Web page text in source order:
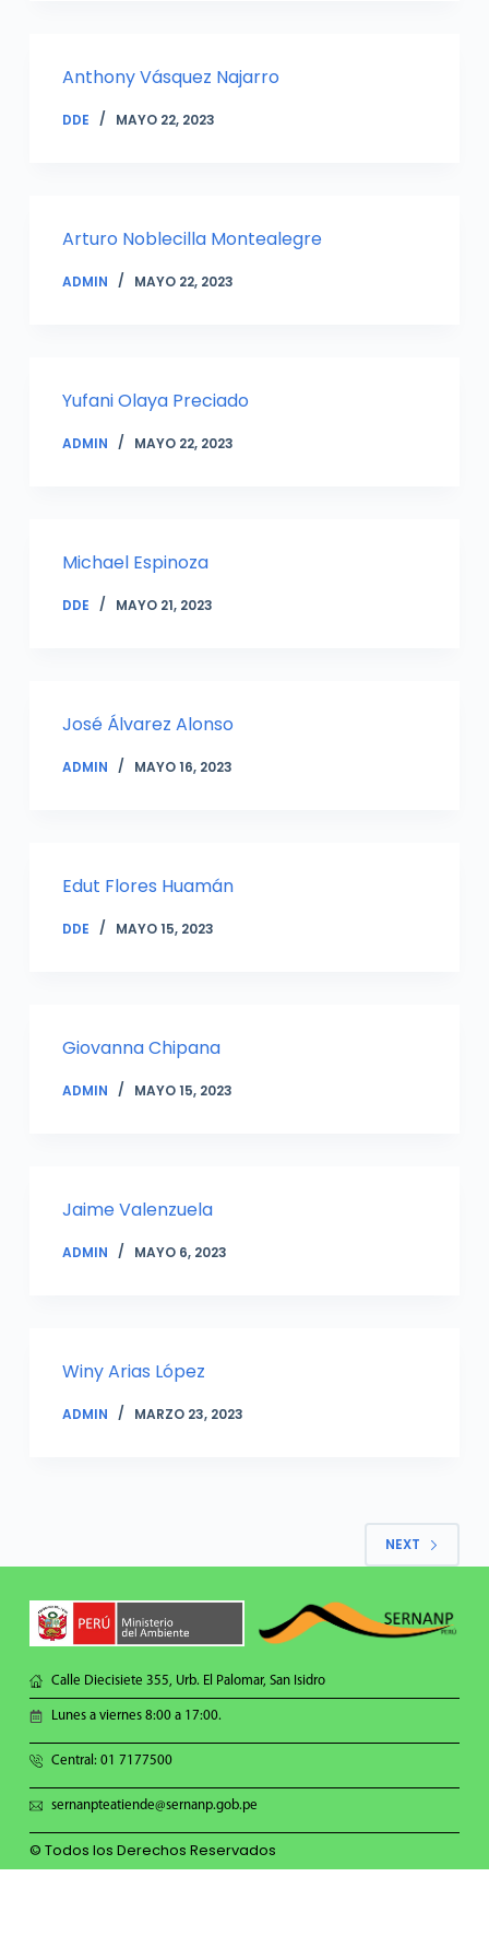
Anthony Vásquez Najarro
DDE MAYO 22, 2023
Arturo Noblecilla Montealegre
ADMIN MAYO 22, 2023
Yufani Olaya Preciado
ADMIN MAYO 22, 2023
Michael Espinoza
DDE MAYO 21, 2023
José Álvarez Alonso
ADMIN MAYO 16, 2023
Edut Flores Huamán
DDE MAYO 15, 2023
Giovanna Chipana
ADMIN MAYO 15, 2023
Jaime Valenzuela
ADMIN MAYO 6, 2023
Winy Arias López
ADMIN MARZO 23, 2023
NEXT
Calle Diecisiete 355, Urb. El Palomar, San Isidro
Lunes a viernes 8:00 a 17:00.
Central: 01 7177500
sernanpteatiende@sernanp.gob.pe
© Todos los Derechos Reservados